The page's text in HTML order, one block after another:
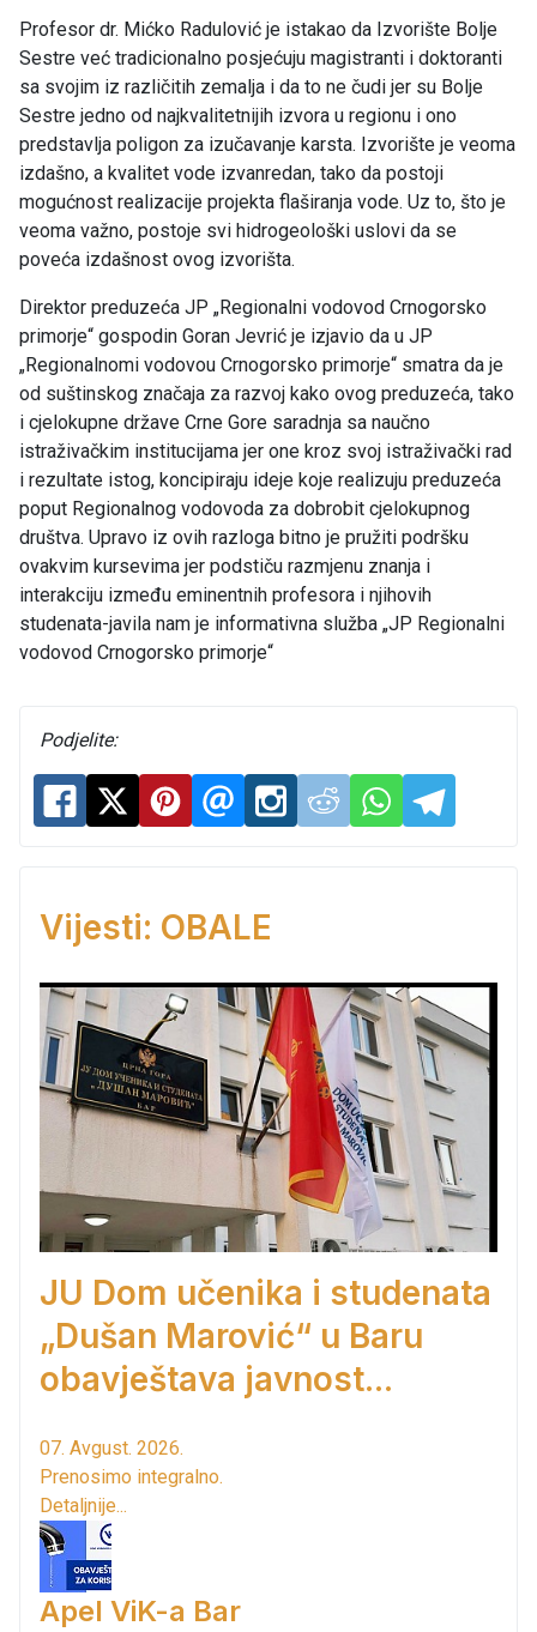
Profesor dr. Mićko Radulović je istakao da Izvorište Bolje
Sestre već tradicionalno posjećuju magistranti i doktoranti
sa svojim iz različitih zemalja i da to ne čudi jer su Bolje
Sestre jedno od najkvalitetnijih izvora u regionu i ono
predstavlja poligon za izučavanje karsta. Izvorište je veoma
izdašno, a kvalitet vode izvanredan, tako da postoji
mogućnost realizacije projekta flaširanja vode. Uz to, što je
veoma važno, postoje svi hidrogeološki uslovi da se
poveća izdašnost ovog izvorišta.
Direktor preduzeća JP „Regionalni vodovod Crnogorsko
primorje“ gospodin Goran Jevrić je izjavio da u JP
„Regionalnomi vodovou Crnogorsko primorje“ smatra da je
od suštinskog značaja za razvoj kako ovog preduzeća, tako
i cjelokupne države Crne Gore saradnja sa naučno
istraživačkim institucijama jer one kroz svoj istraživački rad
i rezultate istog, koncipiraju ideje koje realizuju preduzeća
poput Regionalnog vodovoda za dobrobit cjelokupnog
društva. Upravo iz ovih razloga bitno je pružiti podršku
ovakvim kursevima jer podstiču razmjenu znanja i
interakciju između eminentnih profesora i njihovih
studenata-javila nam je informativna služba „JP Regionalni
vodovod Crnogorsko primorje“
Podjelite:
Vijesti: OBALE
JU Dom učenika i studenata
„Dušan Marović“ u Baru
obavještava javnost...
07. Avgust. 2026.
Prenosimo integralno.
Detaljnije...
Apel ViK-a Bar